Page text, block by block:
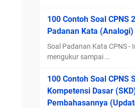
100 Contoh Soal CPNS
Padanan Kata (Analogi)
Soal Padanan Kata CPNS -
mengukur sampai …
100 Contoh Soal CPNS
Kompetensi Dasar
Pembahasannya